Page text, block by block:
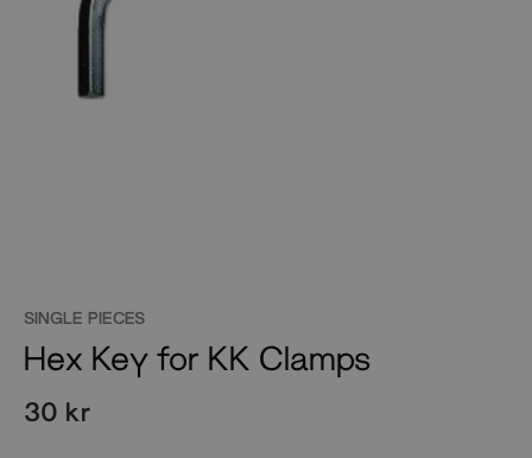
SINGLE PIECES
Hex Key for KK Clamps
30 kr